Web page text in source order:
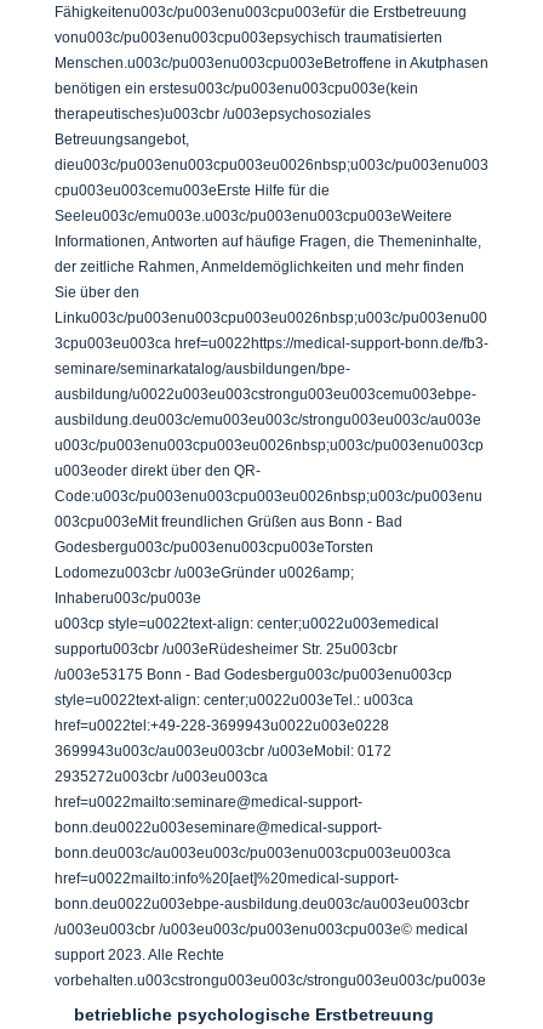
Fähigkeitenu003c/pu003enu003cpu003efür die Erstbetreuung
vonu003c/pu003enu003cpu003epsychisch traumatisierten
Menschen.u003c/pu003enu003cpu003eBetroffene in Akutphasen
benötigen ein erstesu003c/pu003enu003cpu003e(kein
therapeutisches)u003cbr /u003epsychosoziales
Betreuungsangebot,
dieu003c/pu003enu003cpu003eu0026nbsp;u003c/pu003enu003
cpu003eu003cemu003eErste Hilfe für die
Seeleu003c/emu003e.u003c/pu003enu003cpu003eWeitere
Informationen, Antworten auf häufige Fragen, die Themeninhalte,
der zeitliche Rahmen, Anmeldemöglichkeiten und mehr finden
Sie über den
Linku003c/pu003enu003cpu003eu0026nbsp;u003c/pu003enu00
3cpu003eu003ca href=u0022https://medical-support-bonn.de/fb3-
seminare/seminarkatalog/ausbildungen/bpe-
ausbildung/u0022u003eu003cstrongu003eu003cemu003ebpe-
ausbildung.deu003c/emu003eu003c/strongu003eu003c/au003e
u003c/pu003enu003cpu003eu0026nbsp;u003c/pu003enu003cp
u003eoder direkt über den QR-
Code:u003c/pu003enu003cpu003eu0026nbsp;u003c/pu003enu
003cpu003eMit freundlichen Grüßen aus Bonn - Bad
Godesbergu003c/pu003enu003cpu003eTorsten
Lodomezu003cbr /u003eGründer u0026amp;
Inhaberu003c/pu003e
u003cp style=u0022text-align: center;u0022u003emedical
supportu003cbr /u003eRüdesheimer Str. 25u003cbr
/u003e53175 Bonn - Bad Godesbergu003c/pu003enu003cp
style=u0022text-align: center;u0022u003eTel.: u003ca
href=u0022tel:+49-228-3699943u0022u003e0228
3699943u003c/au003eu003cbr /u003eMobil: 0172
2935272u003cbr /u003eu003ca
href=u0022mailto:seminare@medical-support-
bonn.deu0022u003eseminare@medical-support-
bonn.deu003c/au003eu003c/pu003enu003cpu003eu003ca
href=u0022mailto:info%20[aet]%20medical-support-
bonn.deu0022u003ebpe-ausbildung.deu003c/au003eu003cbr
/u003eu003cbr /u003eu003c/pu003enu003cpu003e© medical
support 2023. Alle Rechte
vorbehalten.u003cstrongu003eu003c/strongu003eu003c/pu003e
betriebliche psychologische Erstbetreuung